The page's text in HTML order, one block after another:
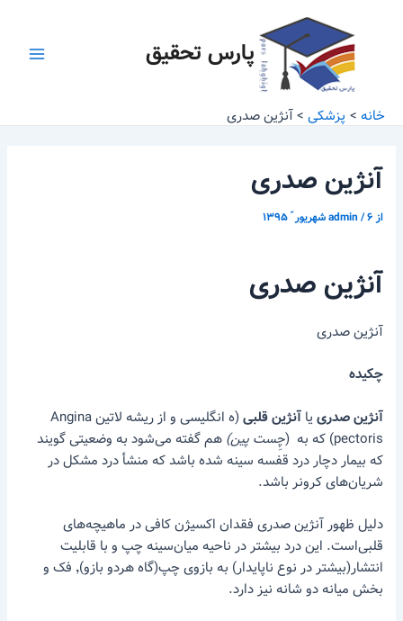
پارس تحقیق
خانه پزشکی آنژین صدری
آنژین صدری
از admin/۶ شهریور ّ ۱۳۹۵
آنژین صدری
آنژین صدری
چکیده
آنژین صدری یاآنژین قلبی
(ه انگلیسی و از ریشه لاتین Angina
pectoris) که به (
چِست پین) هم گفته می‌شود به وضعیتی گویند
که بیمار دچار درد قفسه سینه شده باشد که منشأ درد مشکل در
شریان‌های کرونر باشد.
دلیل ظهور آنژین صدری فقدان اکسیژن کافی در ماهیچه‌های
قلبی‌است. این درد بیشتر در ناحیه میان‌سینه چپ و با قابلیت
انتشار(بیشتر در نوع ناپایدار) به بازوی چپ(گاه هردو بازو)٬ فک و
بخش میانه دو شانه نیز دارد.